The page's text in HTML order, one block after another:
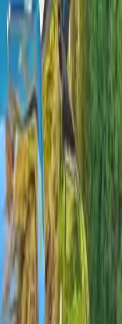
costes de
(Apple
Roc 2024 con motor
ofrece
combustible y gran
a través de App-